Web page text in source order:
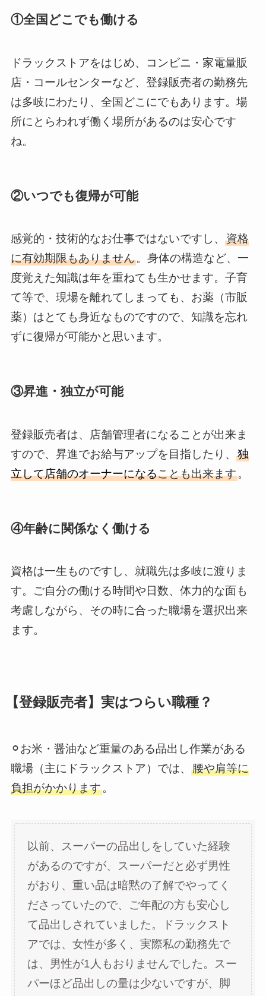
①全国どこでも働ける
ドラックストアをはじめ、コンビニ・家電量販
店・コールセンターなど、登録販売者の勤務先
は多岐にわたり、全国どこにでもあります。場
所にとらわれず働く場所があるのは安心です
ね。
②いつでも復帰が可能
感覚的・技術的なお仕事ではないですし、 資格
に有効期限もありません。身体の構造など、一
度覚えた知識は年を重ねても生かせます。子育
て等で、現場を離れてしまっても、お薬（市販
薬）はとても身近なものですので、知識を忘れ
ずに復帰が可能かと思います。
③昇進・独立が可能
登録販売者は、 店舗管理者になることが出来ま
すので、昇進でお給与アップを目指したり、 独
立して店舗のオーナーになることも出来ます。
④年齢に関係なく働ける
資格は一生ものですし、就職先は多岐に渡りま
す。ご自分の働ける時間や日数、体力的な面も
考慮しながら、その時に合った職場を選択出来
ます。
【登録販売者】実はつらい職種？
⚪︎お米・醤油など重量のある品出し作業がある
職場（主にドラックストア）では、 腰や肩等に
負担がかかります。
以前、スーパーの品出しをしていた経験
があるのですが、スーパーだと必ず男性
がおり、重い品は暗黙の了解でやってく
ださっていたので、ご年配の方も安心し
て品出しされていました。ドラックスト
アでは、女性が多く、実際私の勤務先で
は、男性が1人もおりませんでした。スー
パーほど品出しの量は少ないですが、脚